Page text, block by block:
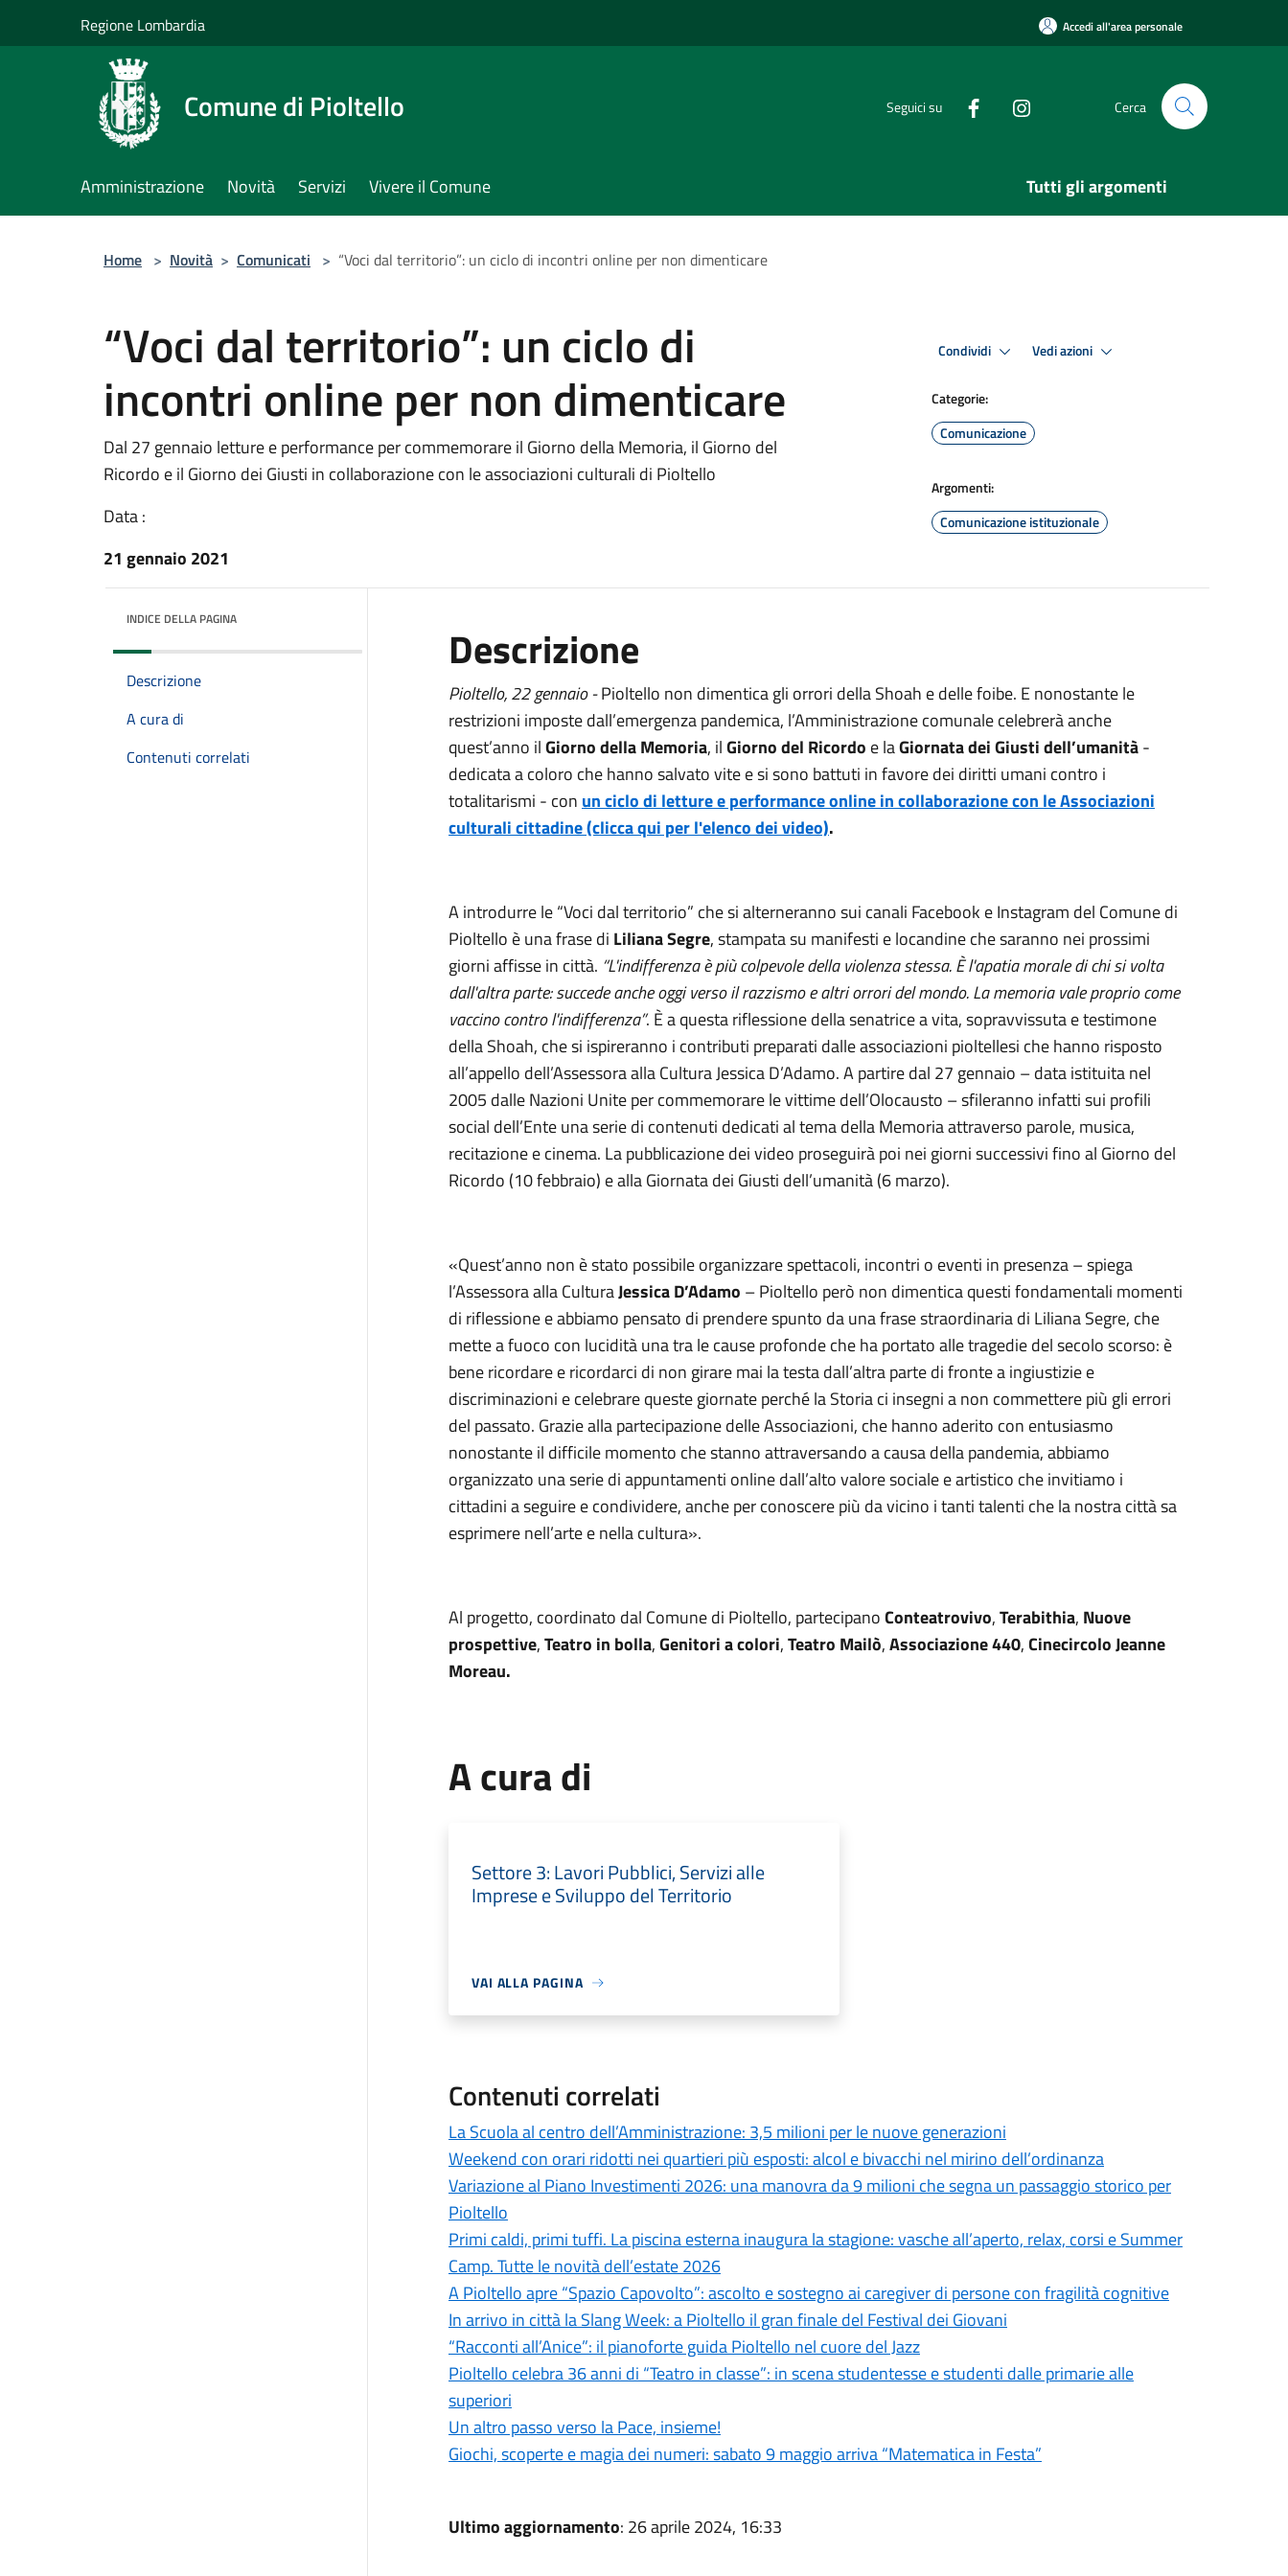
Regione Lombardia Accedi all'area personale
Comune di Pioltello Seguici su Cerca
Amministrazione Novità Servizi Vivere il Comune Tutti gli argomenti
Home > Novità > Comunicati > “Voci dal territorio”: un ciclo di incontri online per non dimenticare
“Voci dal territorio”: un ciclo di
incontri online per non dimenticare
Dal 27 gennaio letture e performance per commemorare il Giorno della Memoria, il Giorno del
Ricordo e il Giorno dei Giusti in collaborazione con le associazioni culturali di Pioltello
Data :
21 gennaio 2021
Condividi Vedi azioni
Categorie:
Comunicazione
Argomenti:
Comunicazione istituzionale
INDICE DELLA PAGINA
Descrizione
A cura di
Contenuti correlati
Descrizione
Pioltello, 22 gennaio -Pioltello non dimentica gli orrori della Shoah e delle foibe. E nonostante le
restrizioni imposte dall’emergenza pandemica, l’Amministrazione comunale celebrerà anche
quest’anno ilGiorno della Memoria, ilGiorno del Ricordo e laGiornata dei Giusti dell’umanità-
dedicata a coloro che hanno salvato vite e si sono battuti in favore dei diritti umani contro i
totalitarismi - con un ciclo di letture e performance online in collaborazione con le Associazioni
culturali cittadine (clicca qui per l'elenco dei video).
A introdurre le “Voci dal territorio” che si alterneranno sui canali Facebook e Instagram del Comune di
Pioltello è una frase di Liliana Segre, stampata su manifesti e locandine che saranno nei prossimi
giorni affisse in città. “L'indifferenza è più colpevole della violenza stessa. È l'apatia morale di chi si volta
dall'altra parte: succede anche oggi verso il razzismo e altri orrori del mondo. La memoria vale proprio come
vaccino contro l'indifferenza”. È a questa riflessione della senatrice a vita, sopravvissuta e testimone
della Shoah, che si ispireranno i contributi preparati dalle associazioni pioltellesi che hanno risposto
all’appello dell’Assessora alla Cultura Jessica D’Adamo. A partire dal 27 gennaio – data istituita nel
2005 dalle Nazioni Unite per commemorare le vittime dell’Olocausto – sfileranno infatti sui profili
social dell’Ente una serie di contenuti dedicati al tema della Memoria attraverso parole, musica,
recitazione e cinema. La pubblicazione dei video proseguirà poi nei giorni successivi fino al Giorno del
Ricordo (10 febbraio) e alla Giornata dei Giusti dell’umanità (6 marzo).
«Quest’anno non è stato possibile organizzare spettacoli, incontri o eventi in presenza – spiega
l’Assessora alla CulturaJessica D’Adamo – Pioltello però non dimentica questi fondamentali momenti
di riflessione e abbiamo pensato di prendere spunto da una frase straordinaria di Liliana Segre, che
mette a fuoco con lucidità una tra le cause profonde che ha portato alle tragedie del secolo scorso: è
bene ricordare e ricordarci di non girare mai la testa dall’altra parte di fronte a ingiustizie e
discriminazioni e celebrare queste giornate perché la Storia ci insegni a non commettere più gli errori
del passato. Grazie alla partecipazione delle Associazioni, che hanno aderito con entusiasmo
nonostante il difficile momento che stanno attraversando a causa della pandemia, abbiamo
organizzato una serie di appuntamenti online dall’alto valore sociale e artistico che invitiamo i
cittadini a seguire e condividere, anche per conoscere più da vicino i tanti talenti che la nostra città sa
esprimere nell’arte e nella cultura».
Al progetto, coordinato dal Comune di Pioltello, partecipanoConteatrovivo,Terabithia, Nuove
prospettive,Teatro in bolla,Genitori a colori,Teatro Mailò,Associazione 440,Cinecircolo Jeanne
Moreau.
A cura di
Settore 3: Lavori Pubblici, Servizi alle
Imprese e Sviluppo del Territorio
VAI ALLA PAGINA
Contenuti correlati
La Scuola al centro dell’Amministrazione: 3,5 milioni per le nuove generazioni
Weekend con orari ridotti nei quartieri più esposti: alcol e bivacchi nel mirino dell’ordinanza
Variazione al Piano Investimenti 2026: una manovra da 9 milioni che segna un passaggio storico per
Pioltello
Primi caldi, primi tuffi. La piscina esterna inaugura la stagione: vasche all’aperto, relax, corsi e Summer
Camp. Tutte le novità dell’estate 2026
A Pioltello apre “Spazio Capovolto”: ascolto e sostegno ai caregiver di persone con fragilità cognitive
In arrivo in città la Slang Week: a Pioltello il gran finale del Festival dei Giovani
“Racconti all’Anice”: il pianoforte guida Pioltello nel cuore del Jazz
Pioltello celebra 36 anni di “Teatro in classe”: in scena studentesse e studenti dalle primarie alle
superiori
Un altro passo verso la Pace, insieme!
Giochi, scoperte e magia dei numeri: sabato 9 maggio arriva “Matematica in Festa”
Ultimo aggiornamento: 26 aprile 2024, 16:33